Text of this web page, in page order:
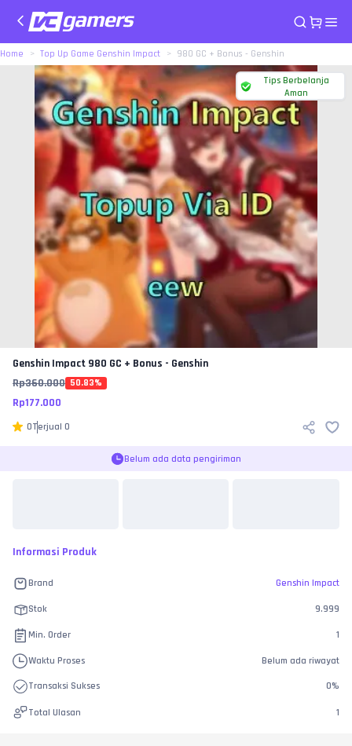
Home Top Up Game Genshin Impact 980 GC + Bonus - Genshin
Tips Berbelanja
Aman
Genshin Impact 980 GC + Bonus - Genshin
Rp360.000 50.83%
Rp177.000
0Terjual 0
Belum ada data pengiriman
Informasi Produk
Brand Genshin Impact
Stok 9.999
Min. Order 1
Waktu Proses Belum ada riwayat
Transaksi Sukses 0%
Total Ulasan 1